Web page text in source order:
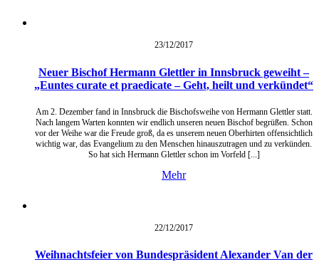
23/12/2017
Neuer Bischof Hermann Glettler in Innsbruck geweiht –
„Euntes curate et praedicate – Geht, heilt und verkündet“
Am 2. Dezember fand in Innsbruck die Bischofsweihe von Hermann Glettler statt.
Nach langem Warten konnten wir endlich unseren neuen Bischof begrüßen. Schon
vor der Weihe war die Freude groß, da es unserem neuen Oberhirten offensichtlich
wichtig war, das Evangelium zu den Menschen hinauszutragen und zu verkünden.
So hat sich Hermann Glettler schon im Vorfeld [...]
Mehr
22/12/2017
Weihnachtsfeier von Bundespräsident Alexander Van der